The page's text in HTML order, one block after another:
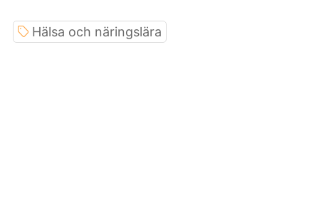
Hälsa och näringslära